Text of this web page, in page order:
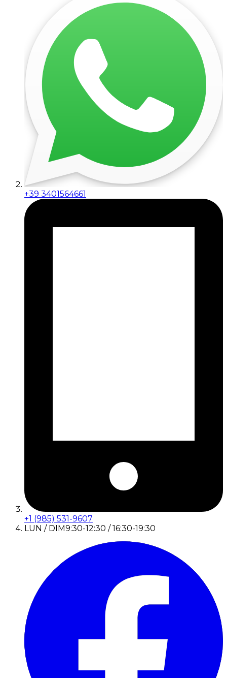
+39 3401564661
+1 (985) 531-9607
LUN / DIM9:30-12:30 / 16:30-19:30